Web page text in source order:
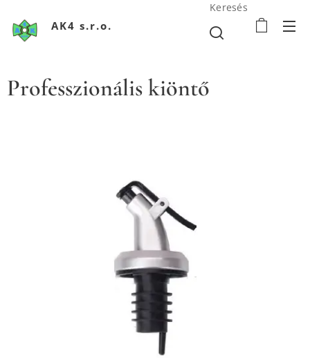
AK4 s.r.o.
Keresés
Professzionális kiöntő